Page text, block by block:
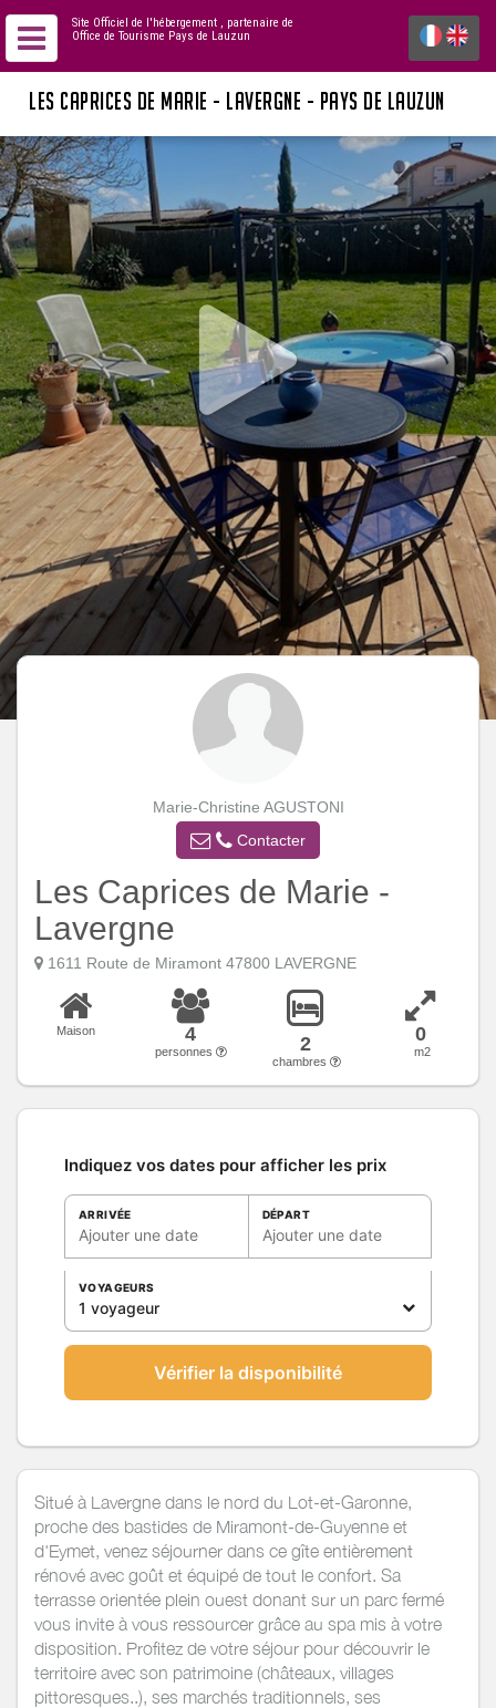
Site Officiel de l'hébergement , partenaire de
Office de Tourisme Pays de Lauzun
LES CAPRICES DE MARIE - LAVERGNE - PAYS DE LAUZUN
Marie-Christine AGUSTONI
Contacter
Les Caprices de Marie -
Lavergne
1611 Route de Miramont 47800 LAVERGNE
Maison 4
personnes 2
chambres
0
m2
Indiquez vos dates pour afficher les prix
ARRIVÉE
Ajouter une date
DÉPART
Ajouter une date
VOYAGEURS
1 voyageur
Vérifier la disponibilité
Situé à Lavergne dans le nord du Lot-et-Garonne,
proche des bastides de Miramont-de-Guyenne et
d'Eymet, venez séjourner dans ce gîte entièrement
rénové avec goût et équipé de tout le confort. Sa
terrasse orientée plein ouest donant sur un parc fermé
vous invite à vous ressourcer grâce au spa mis à votre
disposition. Profitez de votre séjour pour découvrir le
territoire avec son patrimoine (châteaux, villages
pittoresques..), ses marchés traditionnels, ses